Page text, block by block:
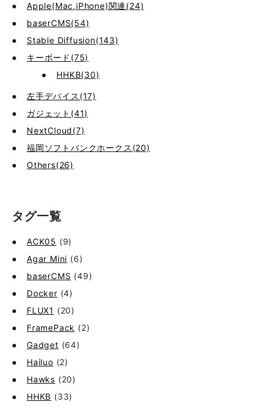
Apple(Mac,iPhone)関連(24)
baserCMS(54)
Stable Diffusion(143)
キーボード(75)
HHKB(30)
左手デバイス(17)
ガジェット(41)
NextCloud(7)
福岡ソフトバンクホークス(20)
Others(26)
タグ一覧
ACK05 (9)
Agar Mini (6)
baserCMS (49)
Docker (4)
FLUX1 (20)
FramePack (2)
Gadget (64)
Hailuo (2)
Hawks (20)
HHKB (33)